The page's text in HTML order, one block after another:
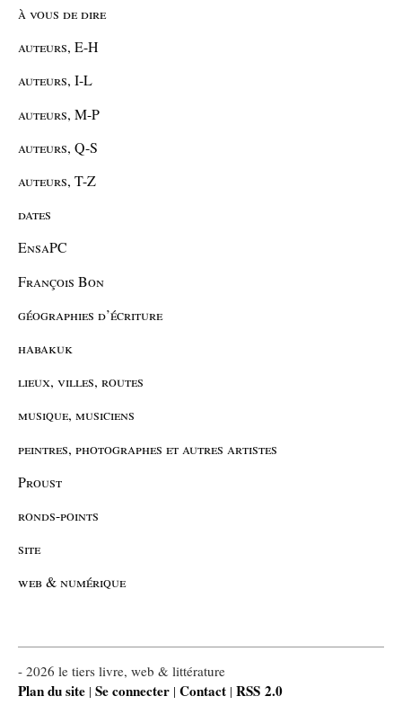
à vous de dire
auteurs, E-H
auteurs, I-L
auteurs, M-P
auteurs, Q-S
auteurs, T-Z
dates
EnsaPC
François Bon
géographies d’écriture
habakuk
lieux, villes, routes
musique, musiciens
peintres, photographes et autres artistes
Proust
ronds-points
site
web & numérique
- 2026 le tiers livre, web & littérature
Plan du site | Se connecter | Contact | RSS 2.0